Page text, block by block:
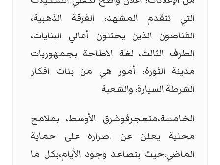
التي تتقدم المشهد، الفرقة الذهبية،
القناصون الذين يحتلون أعالي البنايات،
الطرف الثالث، لغة الاطاحة بجمهوريات
مدينة الثورة، أمور هي من بنات افكار
الشرطة السيارة، والشعبة
الخامسة،متعجرفوشرق الأوسط، بملامح
محلية يعلن عن اصراره على حماية
الماضي،حيث يتصاعد وجود الأيام،بكل ما